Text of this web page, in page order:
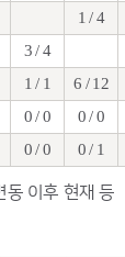
1 / 4
3 / 4
1 / 1 6 / 12
0 / 0 0 / 0
0 / 0 0 / 1
이후 현재 등